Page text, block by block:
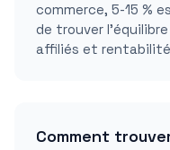
commerce, 5-15 %
de trouver
affiliés et rentabilité
Comment